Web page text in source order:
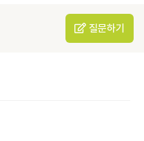
질문하기